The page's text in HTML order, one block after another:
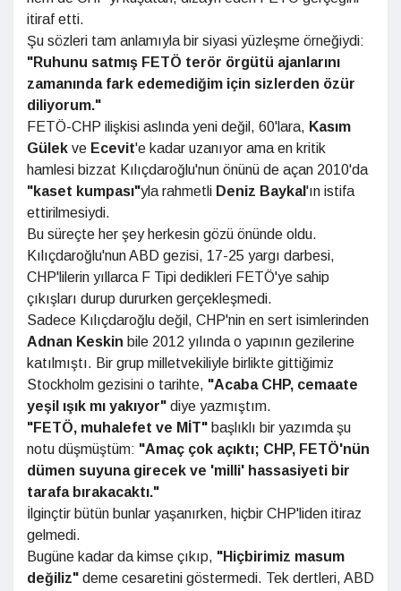
itiraf etti.
Şu sözleri tam anlamıyla bir siyasi yüzleşme örneğiydi:
"Ruhunu satmış FETÖ terör örgütü ajanlarını
zamanında fark edemediğim için sizlerden özür
diliyorum."
FETÖ-CHP ilişkisi aslında yeni değil, 60'lara, Kasım
Gülek ve Ecevit'e kadar uzanıyor ama en kritik
hamlesi bizzat Kılıçdaroğlu'nun önünü de açan 2010'da
"kaset kumpası"yla rahmetli Deniz Baykal'ın istifa
ettirilmesiydi.
Bu süreçte her şey herkesin gözü önünde oldu.
Kılıçdaroğlu'nun ABD gezisi, 17-25 yargı darbesi,
CHP'lilerin yıllarca F Tipi dedikleri FETÖ'ye sahip
çıkışları durup dururken gerçekleşmedi.
Sadece Kılıçdaroğlu değil, CHP'nin en sert isimlerinden
Adnan Keskin bile 2012 yılında o yapının gezilerine
katılmıştı. Bir grup milletvekiliyle birlikte gittiğimiz
Stockholm gezisini o tarihte, "Acaba CHP, cemaate
yeşil ışık mı yakıyor" diye yazmıştım.
"FETÖ, muhalefet ve MİT" başlıklı bir yazımda şu
notu düşmüştüm: "Amaç çok açıktı; CHP, FETÖ'nün
dümen suyuna girecek ve 'milli' hassasiyeti bir
tarafa bırakacaktı."
İlginçtir bütün bunlar yaşanırken, hiçbir CHP'liden itiraz
gelmedi.
Bugüne kadar da kimse çıkıp, "Hiçbirimiz masum
değiliz" deme cesaretini göstermedi. Tek dertleri, ABD